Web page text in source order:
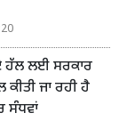
ਹੱਲ ਲਈ ਸਰਕਾਰ
ਕੀਤੀ ਜਾ ਰਹੀ ਹੈ
ਸੰਧਵਾਂ